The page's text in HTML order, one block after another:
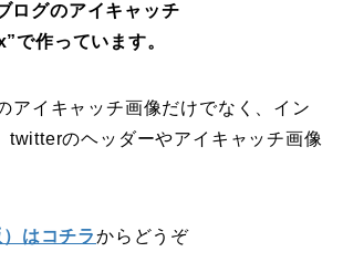
ログのアイキャッチ
で作っています。
アイキャッチ画像だけでなく、イン
twitterのヘッダーやアイキャッチ画像
はコチラからどうぞ